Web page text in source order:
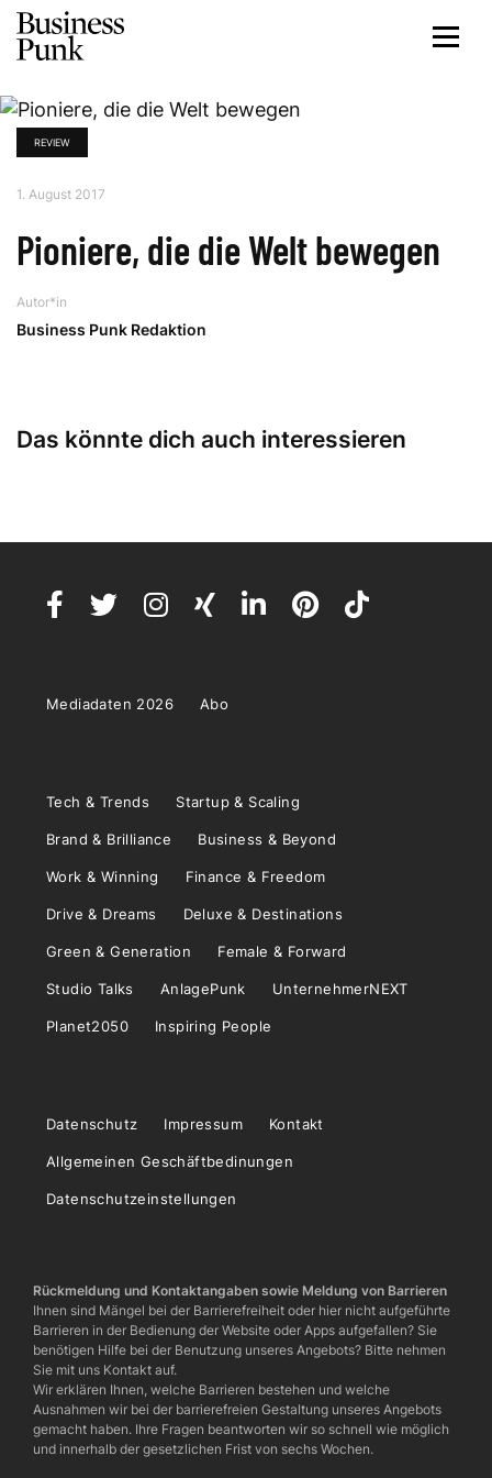
REVIEW
1. August 2017
Pioniere, die die Welt bewegen
Autor*in
Business Punk Redaktion
Das könnte dich auch interessieren
Mediadaten 2026 Abo
Tech & Trends Startup & Scaling
Brand & Brilliance Business & Beyond
Work & Winning Finance & Freedom
Drive & Dreams Deluxe & Destinations
Green & Generation Female & Forward
Studio Talks AnlagePunk UnternehmerNEXT
Planet2050 Inspiring People
Datenschutz Impressum Kontakt
Allgemeinen Geschäftbedinungen
Datenschutzeinstellungen
Rückmeldung und Kontaktangaben sowie Meldung von Barrieren
Ihnen sind Mängel bei der Barrierefreiheit oder hier nicht aufgeführte
Barrieren in der Bedienung der Website oder Apps aufgefallen? Sie
benötigen Hilfe bei der Benutzung unseres Angebots? Bitte nehmen
Sie mit uns Kontakt auf.
Wir erklären Ihnen, welche Barrieren bestehen und welche
Ausnahmen wir bei der barrierefreien Gestaltung unseres Angebots
gemacht haben. Ihre Fragen beantworten wir so schnell wie möglich
und innerhalb der gesetzlichen Frist von sechs Wochen.